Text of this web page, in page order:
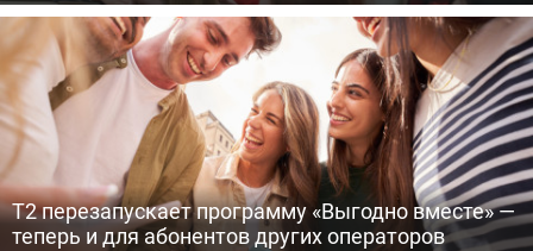
Т2 перезапускает программу «Выгодно вместе» —
теперь и для абонентов других операторов